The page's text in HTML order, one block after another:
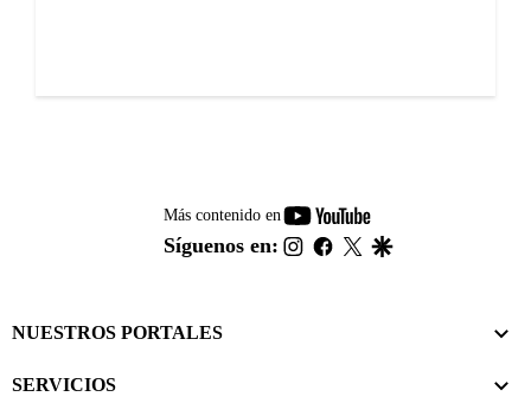
Más contenido en
youtube-
footer
Síguenos en: instagram
facebook
twitter
NUESTROS PORTALES
SERVICIOS